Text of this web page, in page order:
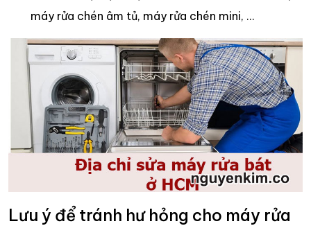
máy rửa chén âm tủ, máy rửa chén mini, …
Lưu ý để tránh hư hỏng cho máy rửa